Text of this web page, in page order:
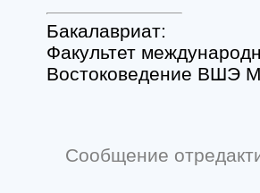
Бакалавриат:
Факультет
Востоковедение ВШЭ
Сообщение